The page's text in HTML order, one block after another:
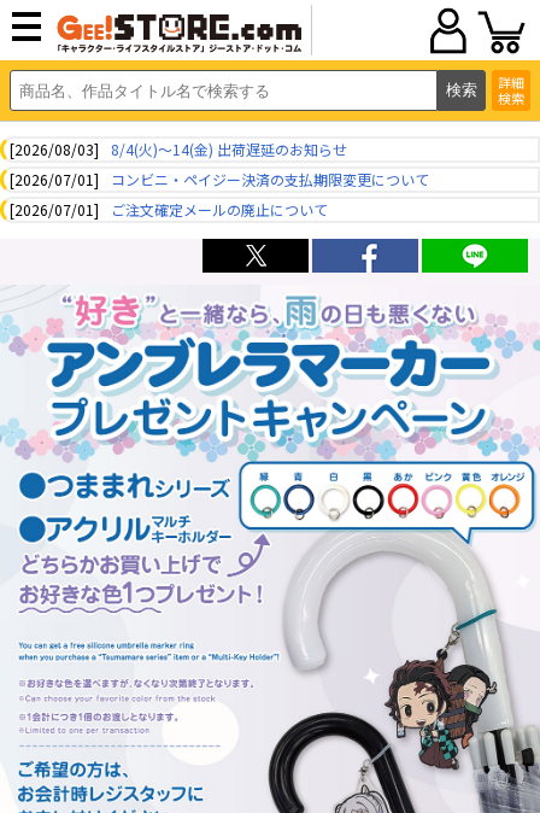
詳細
検索
[2026/08/03]
8/4(火)～14(金) 出荷遅延のお知らせ
[2026/07/01]
コンビニ・ペイジー決済の支払期限変更について
[2026/07/01]
ご注文確定メールの廃止について